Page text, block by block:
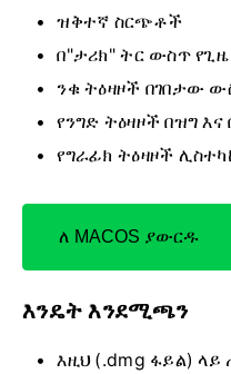
ዝቅተኛ ስርጭቶች
በ"ታሪክ" ትር ውስጥ
ንቁ ትዕዛዞች በገበታው
የንግድ ትዕዛዞች በዝግ
የግራፊክ ትዕዛዞች
ለ MACOS ያውርዱ
እንዴት እንደሚጫን
እዚህ (.dmg ፋይል)